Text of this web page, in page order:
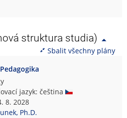
l
F
l
o
z
struktura studia)
Sbalit všechny plány
Pedagogika
jazyk: čeština
8. 2028
Ph.D.